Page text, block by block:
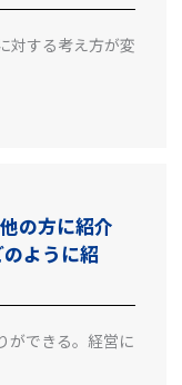
対する考え方が変
の方に紹介
ように紹
ができる。経営に